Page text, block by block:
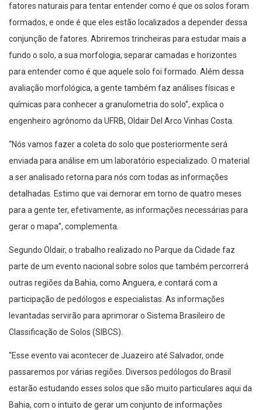
fatores naturais para tentar entender como é que os solos foram
formados, e onde é que eles estão localizados a depender dessa
conjunção de fatores. Abriremos trincheiras para estudar mais a
fundo o solo, a sua morfologia, separar camadas e horizontes
para entender como é que aquele solo foi formado. Além dessa
avaliação morfológica, a gente também faz análises físicas e
químicas para conhecer a granulometria do solo”, explica o
engenheiro agrônomo da UFRB, Oldair Del Arco Vinhas Costa.
“Nós vamos fazer a coleta do solo que posteriormente será
enviada para análise em um laboratório especializado. O material
a ser analisado retorna para nós com todas as informações
detalhadas. Estimo que vai demorar em torno de quatro meses
para a gente ter, efetivamente, as informações necessárias para
gerar o mapa”, complementa.
Segundo Oldair, o trabalho realizado no Parque da Cidade faz
parte de um evento nacional sobre solos que também percorrerá
outras regiões da Bahia, como Anguera, e contará com a
participação de pedólogos e especialistas. As informações
levantadas servirão para aprimorar o Sistema Brasileiro de
Classificação de Solos (SIBCS).
“Esse evento vai acontecer de Juazeiro até Salvador, onde
passaremos por várias regiões. Diversos pedólogos do Brasil
estarão estudando esses solos que são muito particulares aqui da
Bahia, com o intuito de gerar um conjunto de informações